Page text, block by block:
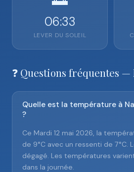
06:33
LEVER DU SOLEIL
❓ Questions fréquentes —
Quelle est la température à
?
Ce Mardi 12 mai 2026, la
de 9°C avec un ressenti de 7°C.
dégagé. Les températures
dans la journée.